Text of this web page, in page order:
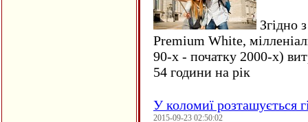
Згідно
Premium White,
90-х - початку 2000-х)
54 години на рік
У коломиї розташується
2015-09-23 02:50:02